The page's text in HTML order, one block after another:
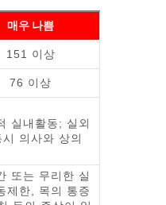
매우 나쁨
151 이상
76 이상
실내활동; 실외
시 의사와 상의
또는 무리한 실
제한, 목의 통증